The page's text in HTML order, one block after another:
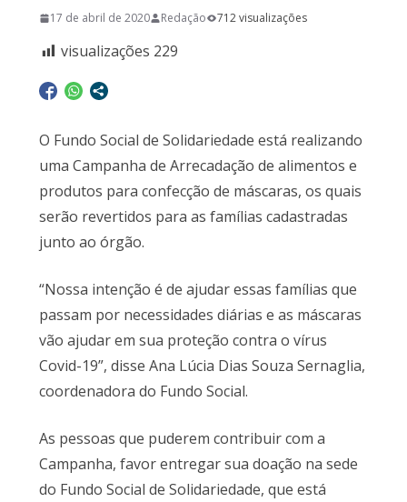
17 de abril de 2020 Redação 712 visualizações
visualizações 229
O Fundo Social de Solidariedade está realizando
uma Campanha de Arrecadação de alimentos e
produtos para confecção de máscaras, os quais
serão revertidos para as famílias cadastradas
junto ao órgão.
“Nossa intenção é de ajudar essas famílias que
passam por necessidades diárias e as máscaras
vão ajudar em sua proteção contra o vírus
Covid-19”, disse Ana Lúcia Dias Souza Sernaglia,
coordenadora do Fundo Social.
As pessoas que puderem contribuir com a
Campanha, favor entregar sua doação na sede
do Fundo Social de Solidariedade, que está